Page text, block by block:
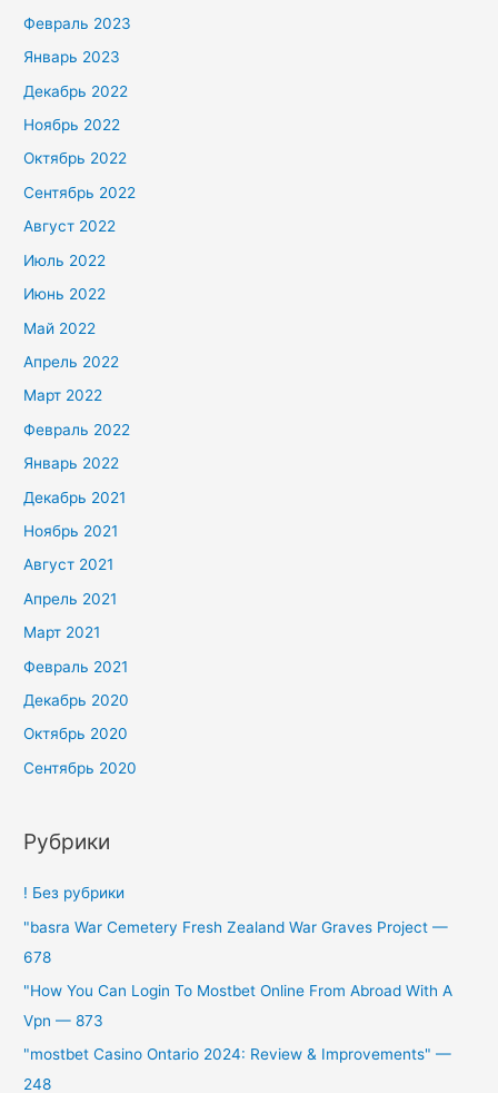
Февраль 2023
Январь 2023
Декабрь 2022
Ноябрь 2022
Октябрь 2022
Сентябрь 2022
Август 2022
Июль 2022
Июнь 2022
Май 2022
Апрель 2022
Март 2022
Февраль 2022
Январь 2022
Декабрь 2021
Ноябрь 2021
Август 2021
Апрель 2021
Март 2021
Февраль 2021
Декабрь 2020
Октябрь 2020
Сентябрь 2020
Рубрики
! Без рубрики
"basra War Cemetery Fresh Zealand War Graves Project —
678
"How You Can Login To Mostbet Online From Abroad With A
Vpn — 873
"mostbet Casino Ontario 2024: Review & Improvements" —
248